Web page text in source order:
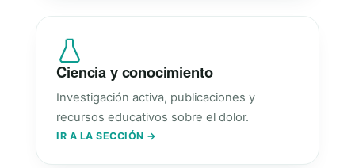
Ciencia y conocimiento
Investigación activa, publicaciones y
recursos educativos sobre el dolor.
IR A LA SECCIÓN →